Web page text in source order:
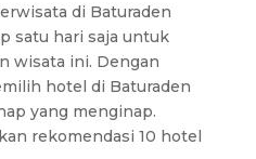
di Baturaden
satu hari saja untuk
wisata ini. Dengan
hotel di Baturaden
yang menginap.
rekomendasi 10 hotel